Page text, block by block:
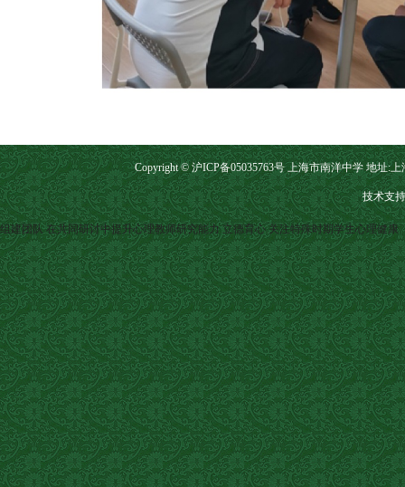
Copyright © 沪ICP备05035763号 上海市南洋中学 地址:上
技术支
组建团队 在共同研讨中提升心理教师研究能力 立德育心 关注特殊时期学生心理健康